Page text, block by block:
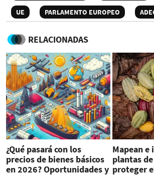
UE
PARLAMENTO EUROPEO
RELACIONADAS
¿Qué pasará con los
precios de bienes básicos
en 2026? Oportunidades y
Mapean
plantas
proteger